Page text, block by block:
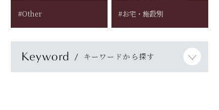
#Other #お宅・施設別
Keyword キーワードから探す